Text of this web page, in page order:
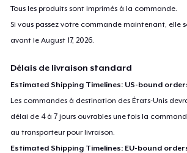
Tous les produits sont imprimés à la commande.
Si vous passez votre commande maintenant, elle
avant leAugust 17, 2026
Délais de livraison standard
Estimated Shipping Timelines: US-bound
Les commandes à destination des États-Unis
délai de 4 à 7 jours ouvrables une fois la
au transporteur pour livraison.
Estimated Shipping Timelines: EU-bound